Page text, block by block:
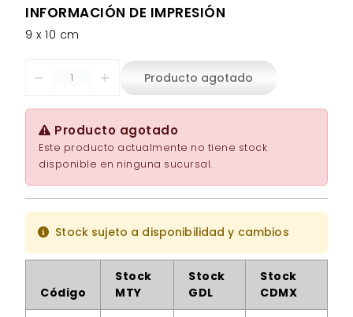
INFORMACIÓN DE IMPRESIÓN
9 x 10 cm
Producto agotado
Producto agotado
Este producto actualmente no tiene stock
disponible en ninguna sucursal.
Stock sujeto a disponibilidad y cambios
Código
Stock
MTY
Stock
GDL
Stock
CDMX